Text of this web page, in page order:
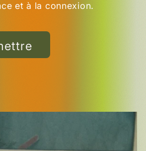
et à la connexion.